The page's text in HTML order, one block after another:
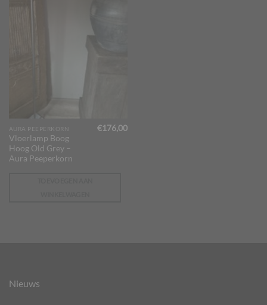
AURA PEEPERKORN
Vloerlamp Boog
Hoog Old Grey –
Aura Peeperkorn
€176,00
Nieuws